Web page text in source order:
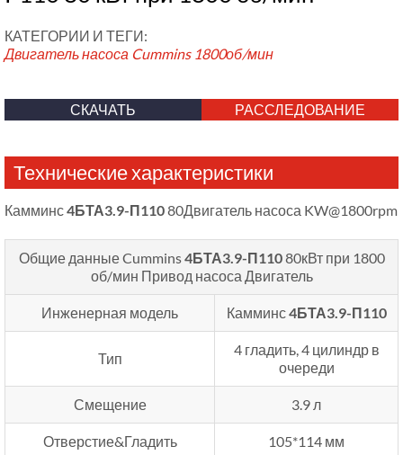
КАТЕГОРИИ И ТЕГИ:
Двигатель насоса Cummins 1800об/мин
СКАЧАТЬ РАССЛЕДОВАНИЕ
Технические характеристики
Камминс4БТА3.9-П11080Двигатель насоса KW@1800rpm
Общие данные Cummins4БТА3.9-П11080кВт при 1800
об/мин Привод насоса Двигатель
Инженерная модель Камминс4БТА3.9-П110
Тип
4 гладить, 4 цилиндр в
очереди
Смещение 3.9 л
Отверстие&Гладить 105*114 мм